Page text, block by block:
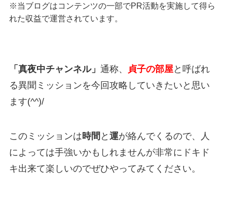
※当ブログはコンテンツの一部でPR活動を実施して得ら
れた収益で運営されています。
「真夜中チャンネル」 通称、 貞子の部屋と呼ばれ
る異聞ミッションを今回攻略していきたいと思い
ます(^^)/
このミッションは時間 と 運が絡んでくるので、人
によっては手強いかもしれませんが非常にドキド
キ出来て楽しいのでぜひやってみてください。